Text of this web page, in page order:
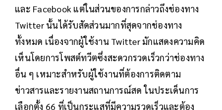
และ Facebook แต่ในส่วนของการกล่าวถึงช่องทาง
Twitter นั้นได้รับสัดส่วนมากที่สุดจากช่องทาง
ทั้งหมด เนื่องจากผู้ใช้งาน Twitter มักแสดงความคิด
เห็นโดยการโพสต์ทวีตซึ่งสะดวกรวดเร็วกว่าช่องทาง
อื่น ๆ เหมาะสำหรับผู้ใช้งานที่ต้องการติดตาม
ข่าวสารและรายงานสถานการณ์สด ในประเด็นการ
เลือกตั้ง 66 ที่เป็นกระแสที่มีความรวดเร็วและต้อง